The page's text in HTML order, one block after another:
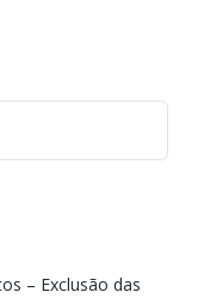
– Exclusão das